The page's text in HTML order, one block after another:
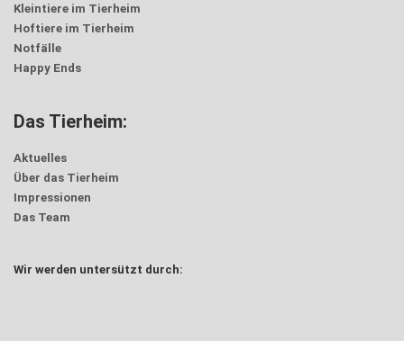
Kleintiere im Tierheim
Hoftiere im Tierheim
Notfälle
Happy Ends
Das Tierheim:
Aktuelles
Über das Tierheim
Impressionen
Das Team
Wir werden untersützt durch: